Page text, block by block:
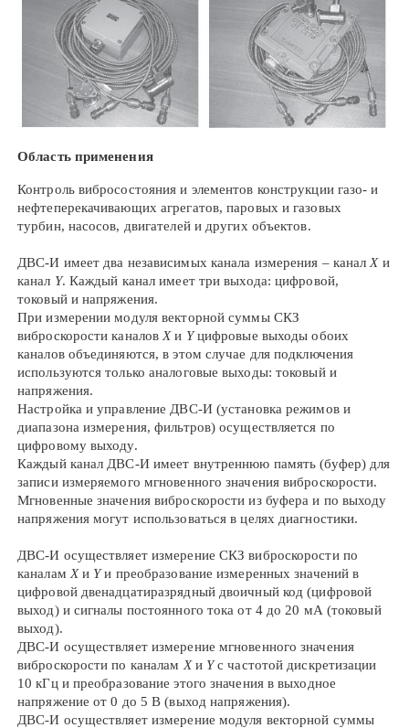
Область применения
Контроль вибросостояния и элементов конструкции газо- и
нефтеперекачивающих агрегатов, паровых и газовых
турбин, насосов, двигателей и других объектов.
ДВС-И имеет два независимых канала измерения – канал Х и
канал Y. Каждый канал имеет три выхода: цифровой,
токовый и напряжения.
При измерении модуля векторной суммы СКЗ
виброскорости каналов Хи Yцифровые выходы обоих
каналов объединяются, в этом случае для подключения
используются только аналоговые выходы: токовый и
напряжения.
Настройка и управление ДВС-И (установка режимов и
диапазона измерения, фильтров) осуществляется по
цифровому выходу.
Каждый канал ДВС-И имеет внутреннюю память (буфер) для
записи измеряемого мгновенного значения виброскорости.
Мгновенные значения виброскорости из буфера и по выходу
напряжения могут использоваться в целях диагностики.
ДВС-И осуществляет измерение СКЗ виброскорости по
каналам Хи Yи преобразование измеренных значений в
цифровой двенадцатиразрядный двоичный код (цифровой
выход) и сигналы постоянного тока от 4 до 20 мА (токовый
выход).
ДВС-И осуществляет измерение мгновенного значения
виброскорости по каналам Хи Yс частотой дискретизации
10 кГц и преобразование этого значения в выходное
напряжение от 0 до 5 В (выход напряжения).
ДВС-И осуществляет измерение модуля векторной суммы